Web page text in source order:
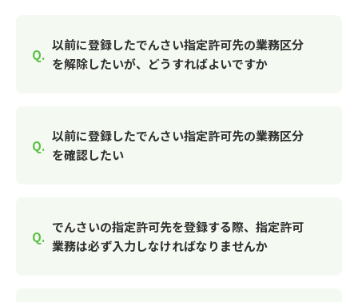
以前に登録したでんさい指定許可先の業務区分
を解除したいが、どうすればよいですか
以前に登録したでんさい指定許可先の業務区分
を確認したい
でんさいの指定許可先を登録する際、指定許可
業務は必ず入力しなければなりませんか